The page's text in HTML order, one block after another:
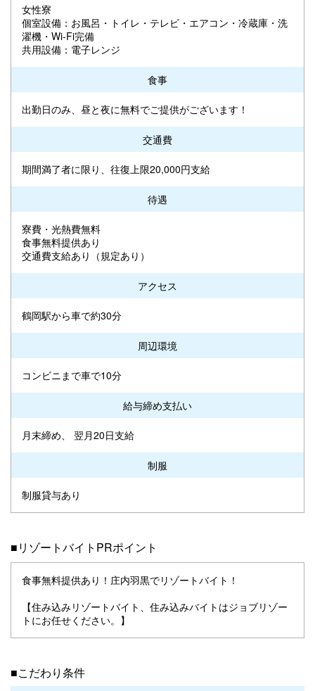
女性寮
個室設備：お風呂・トイレ・テレビ・エアコン・冷蔵庫・洗
濯機・Wi-Fi完備
共用設備：電子レンジ
食事
出勤日のみ、昼と夜に無料でご提供がございます！
交通費
期間満了者に限り、往復上限20,000円支給
待遇
寮費・光熱費無料
食事無料提供あり
交通費支給あり（規定あり）
アクセス
鶴岡駅から車で約30分
周辺環境
コンビニまで車で10分
給与締め支払い
月末締め、 翌月20日支給
制服
制服貸与あり
■リゾートバイトPRポイント
食事無料提供あり！庄内羽黒でリゾートバイト！
【住み込みリゾートバイト、住み込みバイトはジョブリゾー
トにお任せください。】
■こだわり条件